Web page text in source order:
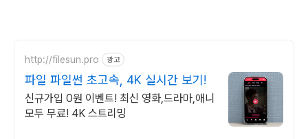
http://filesun.pro 광고
파일 파일썬 초고속, 4K 실시간 보기!
신규가입 0원 이벤트! 최신 영화,드라마,애니
모두 무료! 4K 스트리밍